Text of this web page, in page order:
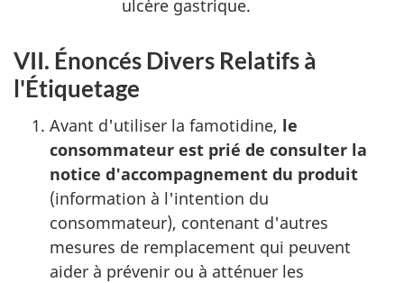
ulcère gastrique.
VII. Énoncés Divers Relatifs à
l'Étiquetage
Avant d'utiliser la famotidine, le
consommateur est prié de consulter la
notice d'accompagnement du produit
(information à l'intention du
consommateur), contenant d'autres
mesures de remplacement qui peuvent
aider à prévenir ou à atténuer les